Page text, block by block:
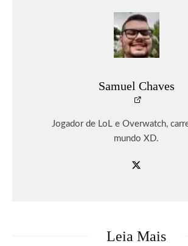
Samuel Chaves
Jogador de LoL e Overwatch,
mundo XD.
Leia Mais